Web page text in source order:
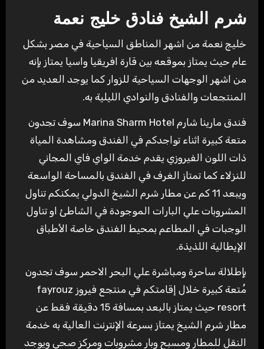
شرم الشيخ فنادق خليج نعمة
خليج نعمة من اشهر المناطق السياحية في مصر بشكل
عام حيث يمتاز بموقعه بين قارة افريقيا واسيا يمتاز بإنه
من اشهر الوجهات السياحية للزوار كما يوجد العديد من
المنتجعات والفنادق والنوادي الليلية به.
فندق مارينا شارم Marina Sharm Hotel سوف تجدون
متعة كبيرة اثناء تواجدكم في الفندق ومشاهدة المياة
ذات اللون الفيروزي يقدم خدمة الواي فاي المجاني
للنزلاء كما تمتاز الغرف في الفندق بالمساحة الواسعة
ويبعد 11 كم عن مطار شرم الشيخ الدولي يمكنكم تناول
المشروبات علي البارات الموجودة في الشاطئ او تناول
الوجبات في المطاعم بمحيط الفندق خاصة الأطباق
الإيطالية اللذيذة.
بإطلالة ساحرة ومباشرة علي البحر الاحمر سوف تجدون
مُتعة كبيرة خلال إقامتكم في منتجع فيروز fayrouz
resort حيث يمتاز بالبعد بمسافة 15 دقيقة فقط عن
مطار شرم الشيخ يمتاز بسرعة الإنترنت العالية به خدمة
النقل للمطار ومسبح وبار مشروبات ومركز صحي ويوجد